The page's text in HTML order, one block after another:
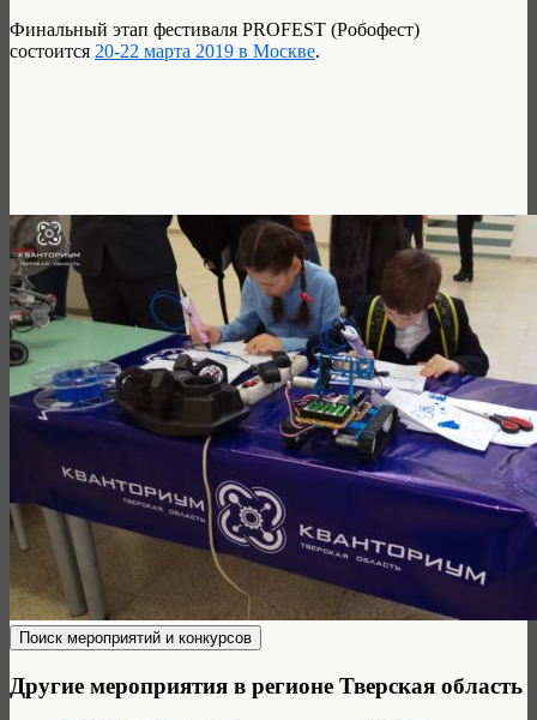
Финальный этап фестиваля PROFEST (Робофест)
состоится 20-22 марта 2019 в Москве.
Другие мероприятия в регионе Тверская область